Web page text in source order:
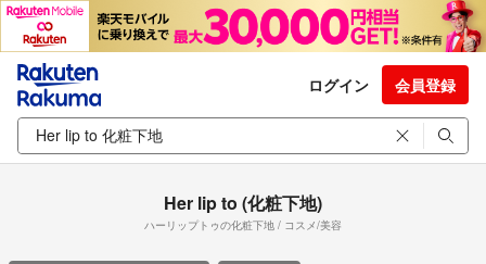
ログイン 会員登録
Her lip to (化粧下地)
ハーリップトゥの化粧下地 / コスメ/美容